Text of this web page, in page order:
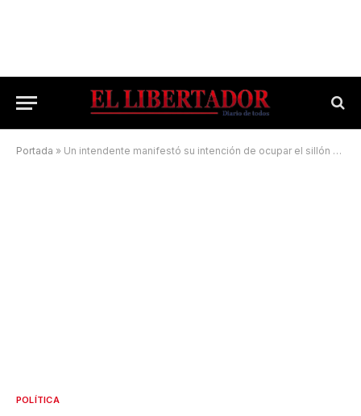
Portada » Un intendente manifestó su intención de ocupar el sillón de Ferré
POLÍTICA